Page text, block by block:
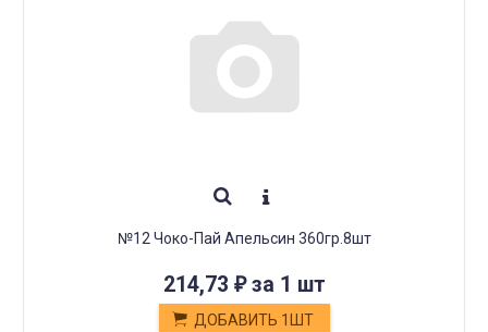
№12 Чоко-Пай Апельсин 360гр.8шт
214,73 ₽за 1 шт
ДОБАВИТЬ 1ШТ